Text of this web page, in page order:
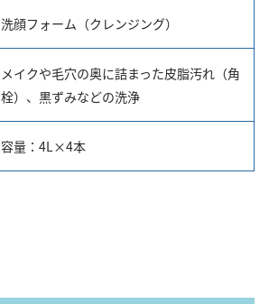
洗顔フォーム（クレンジング）
メイクや毛穴の奥に詰まった皮脂汚れ（角
栓）、黒ずみなどの洗浄
容量：4L×4本